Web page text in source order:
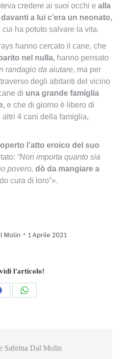
credere ai suoi occhi e alla
a lui c’era un neonato,
ha potuto salvare la vita.
hanno cercato il cane, che
nel nulla, hanno pensato
randagio da aiutare, ma per
degli abitanti del vicino
di una grande famiglia
e che di giorno è libero di
4 cani della famiglia,
l’atto eroico del suo
“Non importa quanto sia
povero, dò da mangiare a
cura di loro”».
Molin 1 Aprile 2021
l'articolo!
Condividi
Sabrina Dal Molin